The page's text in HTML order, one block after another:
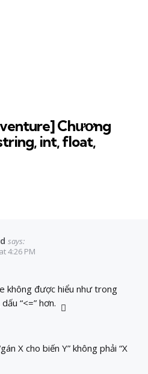
Chương
int, float,
says:
4:26 PM
không được hiểu như trong
“<=” hơn.
X cho biến Y” không phải “X